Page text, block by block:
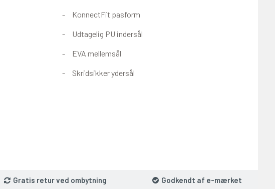
KonnectFit pasform
Udtagelig PU indersål
EVA mellemsål
Skridsikker ydersål
Gratis retur ved ombytning Godkendt af e-mærket